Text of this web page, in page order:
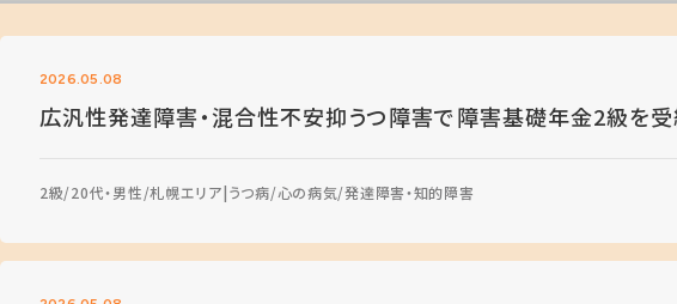
2026.05.08
広汎性発達障害・混合性不安抑うつ障害で障害基礎年金2級を受
2級 20代・男性 札幌エリア うつ病 心の病気 発達障害・知的障害